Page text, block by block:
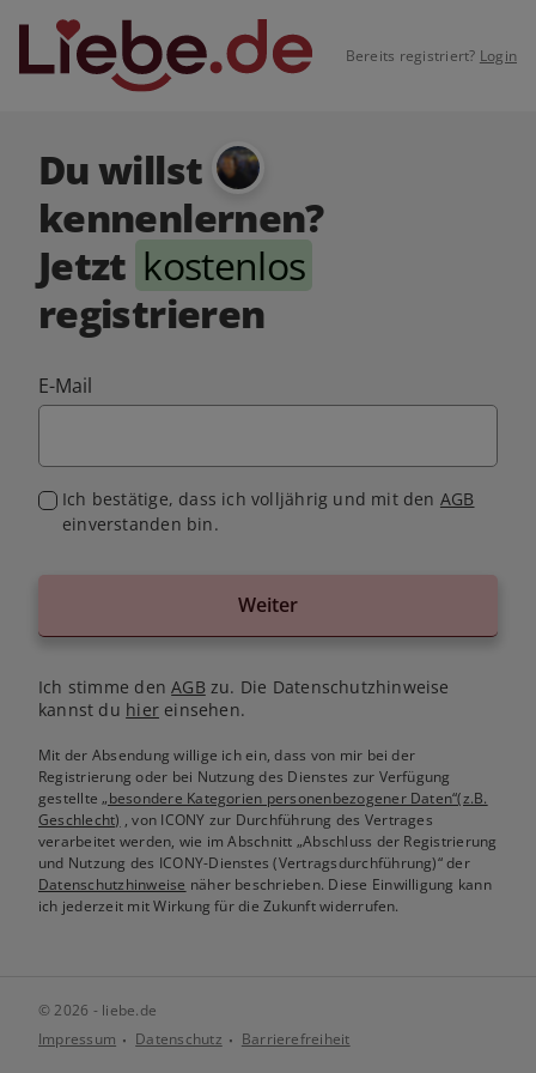
Bereits registriert? Login
Du willst
kennenlernen?
Jetzt kostenlos
registrieren
E-Mail
Ich bestätige, dass ich volljährig und mit den AGB
einverstanden bin.
Weiter
Ich stimme denAGB zu. Die Datenschutzhinweise
kannst du hiereinsehen.
Mit der Absendung willige ich ein, dass von mir bei der
Registrierung oder bei Nutzung des Dienstes zur Verfügung
gestellte„besondere Kategorien personenbezogener Daten“(z.B.
Geschlecht) , von ICONY zur Durchführung des Vertrages
verarbeitet werden, wie im Abschnitt „Abschluss der Registrierung
und Nutzung des ICONY-Dienstes (Vertragsdurchführung)“ der
Datenschutzhinweise näher beschrieben. Diese Einwilligung kann
ich jederzeit mit Wirkung für die Zukunft widerrufen.
© 2026 - liebe.de
Impressum
Datenschutz Barrierefreiheit